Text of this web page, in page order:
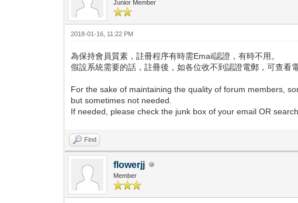
Junior Member
2018-01-16, 11:22 PM
為保持會員質素，註冊程序有時需Email認證，有時不用。
假設系統需要的話，註冊後，如各位收不到認證電郵，可查看
For the sake of maintaining the quality of forum members,
but sometimes not needed.
If needed, please check the junk box of your email OR
Find
flowerjj
Member